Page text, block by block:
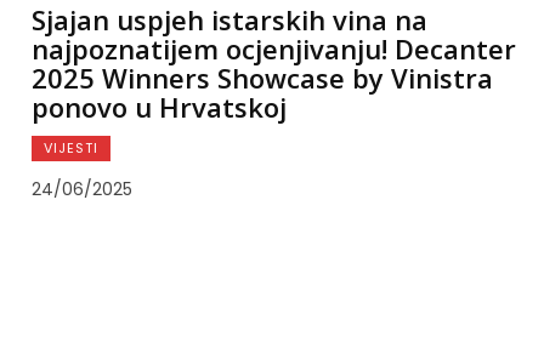
Sjajan uspjeh istarskih vina na
najpoznatijem ocjenjivanju! Decanter
2025 Winners Showcase by Vinistra
ponovo u Hrvatskoj
VIJESTI
24/06/2025